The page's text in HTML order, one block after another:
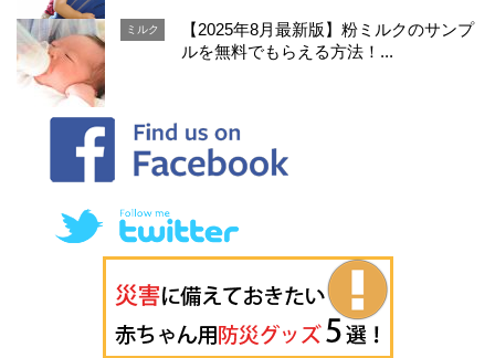
ミルク
【2025年8月最新版】粉ミルクのサンプ
ルを無料でもらえる方法！...